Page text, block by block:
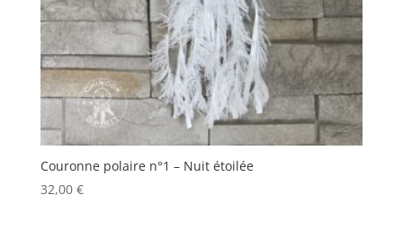
Couronne polaire n°1 – Nuit étoilée
32,00 €